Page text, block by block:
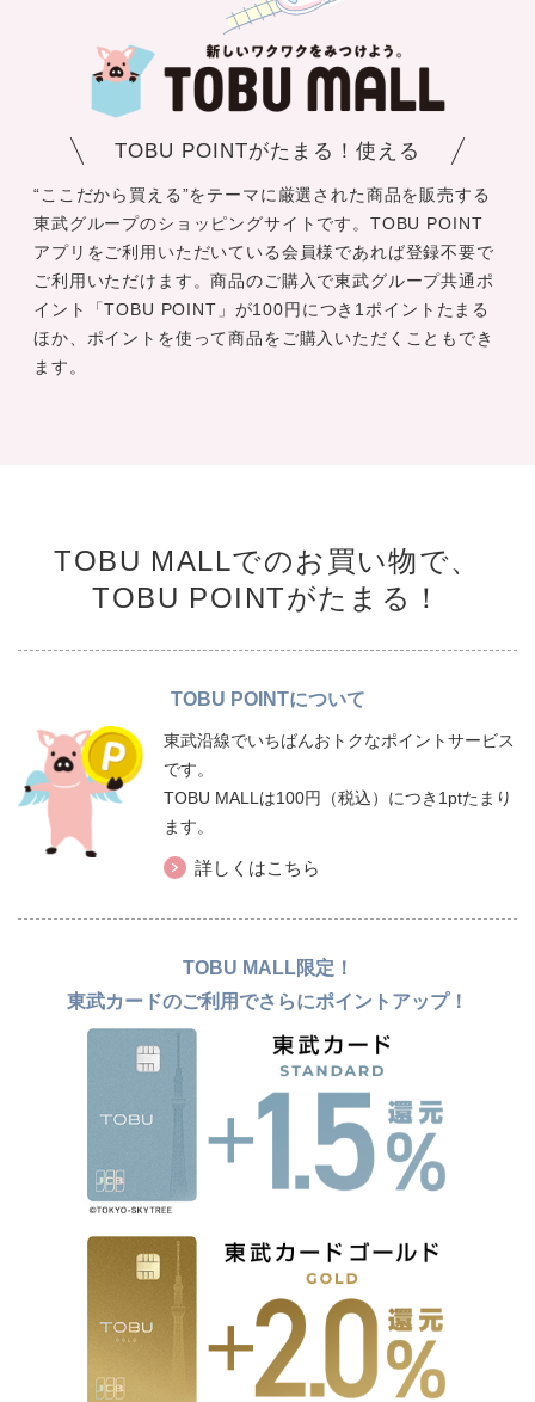
TOBU POINTがたまる！使える
“ここだから買える”をテーマに厳選された商品を販売する
東武グループのショッピングサイトです。TOBU POINT
アプリをご利用いただいている会員様であれば登録不要で
ご利用いただけます。商品のご購入で東武グループ共通ポ
イント「TOBU POINT」が100円につき1ポイントたまる
ほか、ポイントを使って商品をご購入いただくこともでき
ます。
TOBU MALLでのお買い物で、
TOBU POINTがたまる！
TOBU POINTについて
東武沿線でいちばんおトクなポイントサービス
です。
TOBU MALLは100円（税込）につき1ptたまり
ます。
詳しくはこちら
TOBU MALL限定！
東武カードのご利用でさらにポイントアップ！